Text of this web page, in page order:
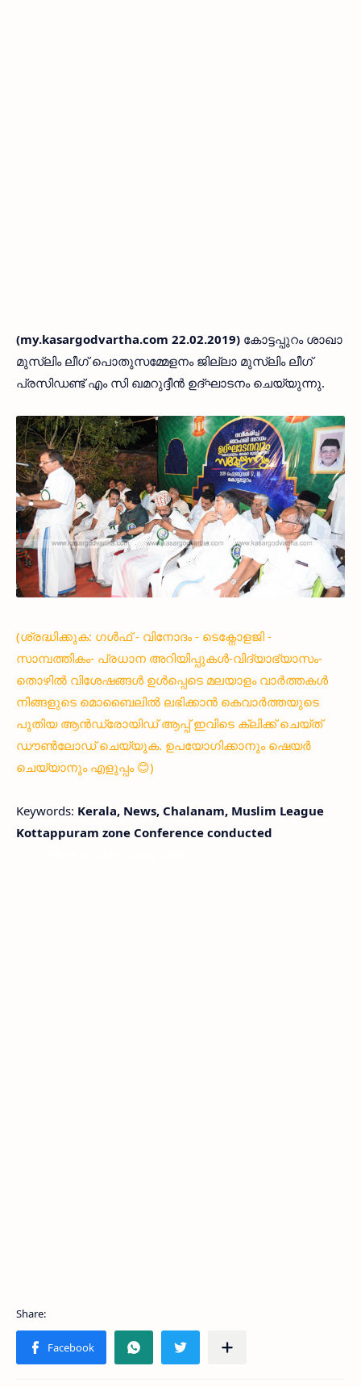
(my.kasargodvartha.com 22.02.2019) കോട്ടപ്പുറം ശാഖാ
മുസ്ലിം ലീഗ് പൊതുസമ്മേളനം ജില്ലാ മുസ്ലിം ലീഗ്
പ്രസിഡണ്ട് എം സി ഖമറുദ്ദീന്‍ ഉദ്ഘാടനം ചെയ്യുന്നു.
(ശ്രദ്ധിക്കുക: ഗൾഫ് - വിനോദം - ടെക്നോളജി -
സാമ്പത്തികം- പ്രധാന അറിയിപ്പുകൾ-വിദ്യാഭ്യാസം-
തൊഴിൽ വിശേഷങ്ങൾ ഉൾപ്പെടെ മലയാളം വാർത്തകൾ
നിങ്ങളുടെ മൊബൈലിൽ ലഭിക്കാൻ കെവാർത്തയുടെ
പുതിയ ആൻഡ്രോയിഡ് ആപ്പ് ഇവിടെ ക്ലിക്ക് ചെയ്ത്
ഡൗൺലോഡ് ചെയ്യുക. ഉപയോഗിക്കാനും ഷെയർ
ചെയ്യാനും എളുപ്പം 😊)
Keywords: Kerala, News, Chalanam, Muslim League
Kottappuram zone Conference conducted